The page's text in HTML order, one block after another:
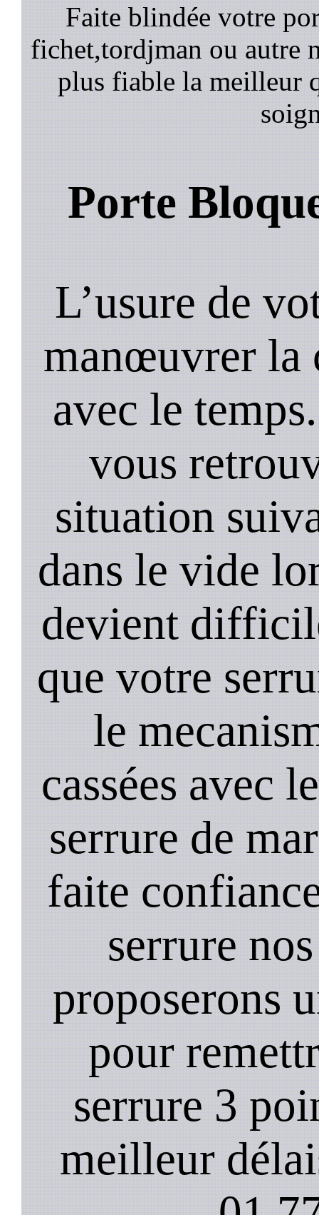
Faite blindée votre
fichet,tordjman ou autre
plus fiable la meilleur
Porte
L’usure de
manœuvrer la
avec le
vous
situation
dans le vide
devient
que votre
le
cassées avec
serrure de
faite
serrure
proposerons
pour
serrure 3
meilleur